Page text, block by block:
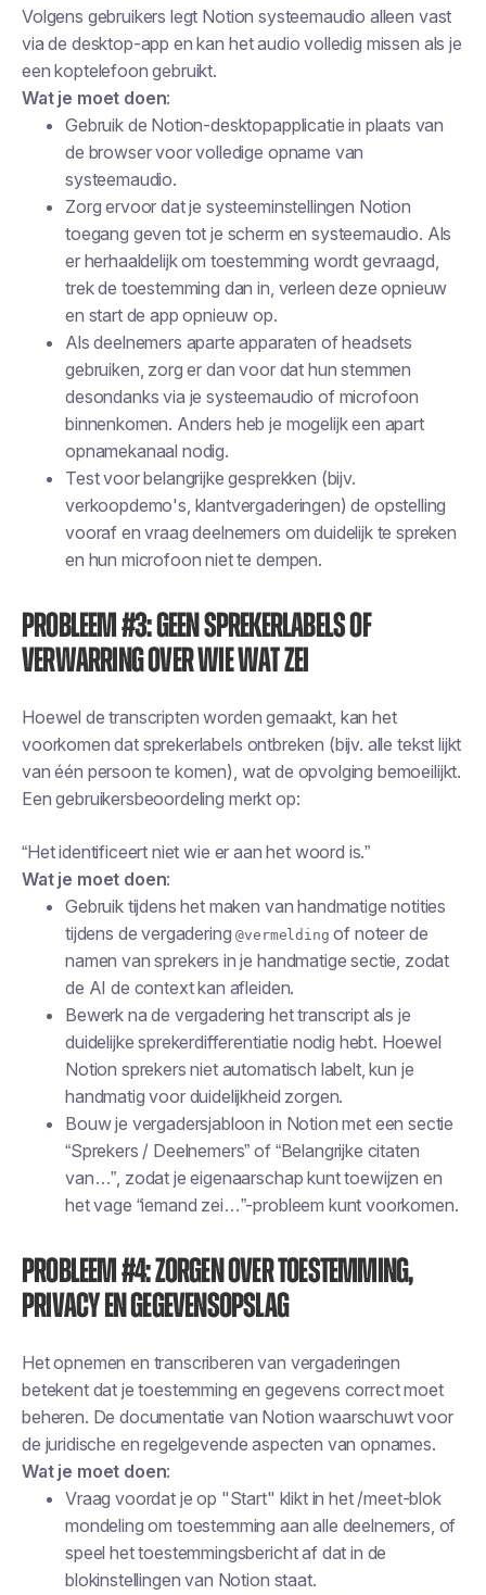
Volgens gebruikers legt Notion systeemaudio alleen vast
via de desktop-app en kan het audio volledig missen als je
een koptelefoon gebruikt.
Wat je moet doen:
Gebruik de Notion-desktopapplicatie in plaats van
de browser voor volledige opname van
systeemaudio.
Zorg ervoor dat je systeeminstellingen Notion
toegang geven tot je scherm en systeemaudio. Als
er herhaaldelijk om toestemming wordt gevraagd,
trek de toestemming dan in, verleen deze opnieuw
en start de app opnieuw op.
Als deelnemers aparte apparaten of headsets
gebruiken, zorg er dan voor dat hun stemmen
desondanks via je systeemaudio of microfoon
binnenkomen. Anders heb je mogelijk een apart
opnamekanaal nodig.
Test voor belangrijke gesprekken (bijv.
verkoopdemo's, klantvergaderingen) de opstelling
vooraf en vraag deelnemers om duidelijk te spreken
en hun microfoon niet te dempen.
Probleem #3: Geen sprekerlabels of
verwarring over wie wat zei
Hoewel de transcripten worden gemaakt, kan het
voorkomen dat sprekerlabels ontbreken (bijv. alle tekst lijkt
van één persoon te komen), wat de opvolging bemoeilijkt.
Een gebruikersbeoordeling merkt op:
“Het identificeert niet wie er aan het woord is.”
Wat je moet doen:
Gebruik tijdens het maken van handmatige notities
tijdens de vergadering@vermelding of noteer de
namen van sprekers in je handmatige sectie, zodat
de AI de context kan afleiden.
Bewerk na de vergadering het transcript als je
duidelijke sprekerdifferentiatie nodig hebt. Hoewel
Notion sprekers niet automatisch labelt, kun je
handmatig voor duidelijkheid zorgen.
Bouw je vergadersjabloon in Notion met een sectie
“Sprekers / Deelnemers” of “Belangrijke citaten
van…”, zodat je eigenaarschap kunt toewijzen en
het vage “iemand zei…”-probleem kunt voorkomen.
Probleem #4: Zorgen over toestemming,
privacy en gegevensopslag
Het opnemen en transcriberen van vergaderingen
betekent dat je toestemming en gegevens correct moet
beheren. De documentatie van Notion waarschuwt voor
de juridische en regelgevende aspecten van opnames.
Wat je moet doen:
Vraag voordat je op "Start" klikt in het /meet-blok
mondeling om toestemming aan alle deelnemers, of
speel het toestemmingsbericht af dat in de
blokinstellingen van Notion staat.